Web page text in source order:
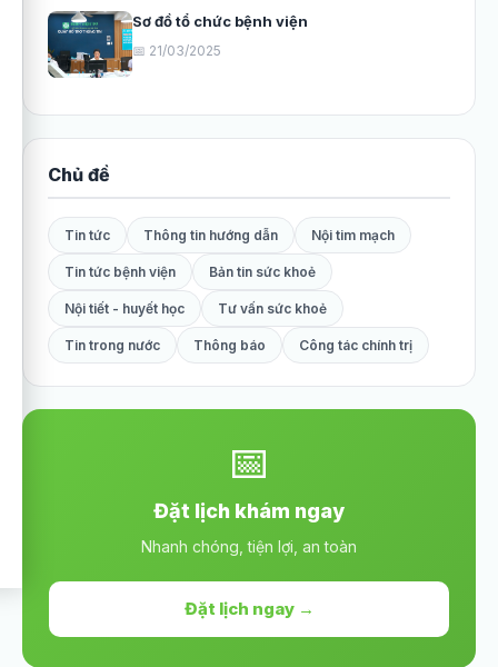
Sơ đồ tổ chức bệnh viện
📅 21/03/2025
Chủ đề
Tin tức Thông tin hướng dẫn Nội tim mạch
Tin tức bệnh viện Bản tin sức khoẻ
Nội tiết - huyết học Tư vấn sức khoẻ
Tin trong nước Thông báo Công tác chính trị
📅
Đặt lịch khám ngay
Nhanh chóng, tiện lợi, an toàn
Đặt lịch ngay →